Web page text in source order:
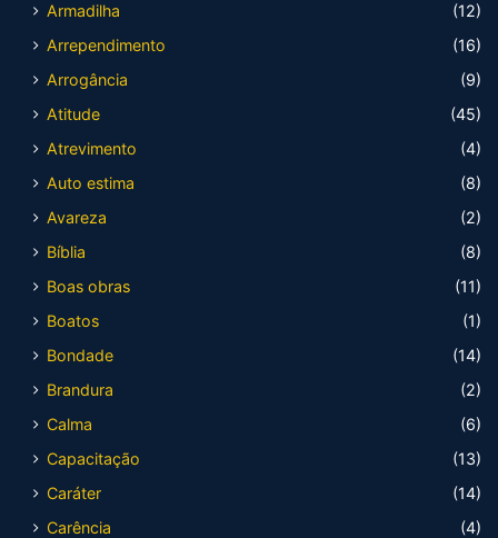
Armadilha
(12)
Arrependimento
(16)
Arrogância
(9)
Atitude
(45)
Atrevimento
(4)
Auto estima
(8)
Avareza
(2)
Bíblia
(8)
Boas obras
(11)
Boatos
(1)
Bondade
(14)
Brandura
(2)
Calma
(6)
Capacitação
(13)
Caráter
(14)
Carência
(4)